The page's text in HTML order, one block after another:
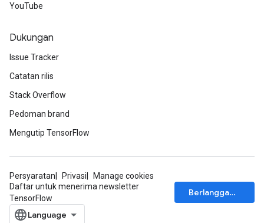
YouTube
Dukungan
Issue Tracker
Catatan rilis
Stack Overflow
Pedoman brand
Mengutip TensorFlow
Persyaratan Privasi
Manage cookies
Daftar untuk menerima newsletter
TensorFlow
Berlangganan